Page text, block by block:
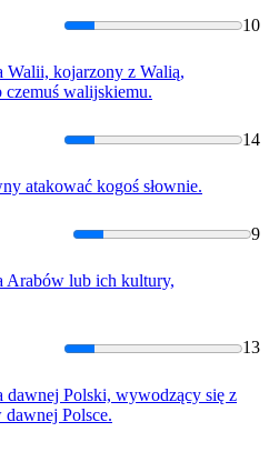
10
Walii, kojarzony z Walią,
walijskiemu.
14
atakować kogoś słownie.
9
Arabów lub ich kultury,
13
dawnej Polski, wywodzący się z
dawnej Polsce.